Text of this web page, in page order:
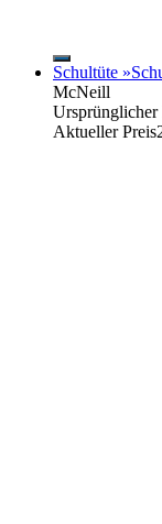
Schultüte
McNeill
Ursprünglicher
Aktueller Preis